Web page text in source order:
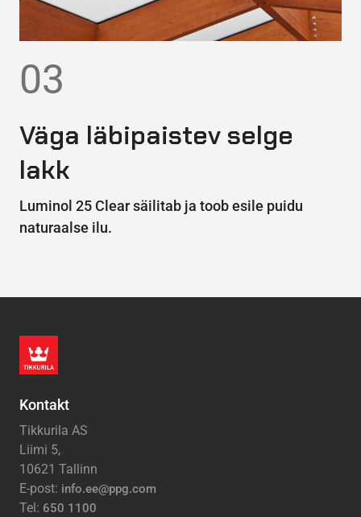
03
Väga läbipaistev selge
lakk
Luminol 25 Clear säilitab ja toob esile puidu
naturaalse ilu.
Kontakt
Tikkurila AS
Liimi 5,
10621 Tallinn
E-post: info.ee@ppg.com
Tel: 650 1100